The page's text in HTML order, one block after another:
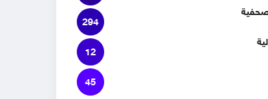
صحفية
294
12
45